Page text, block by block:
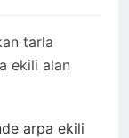
tarla
ekili alan
arpa ekili